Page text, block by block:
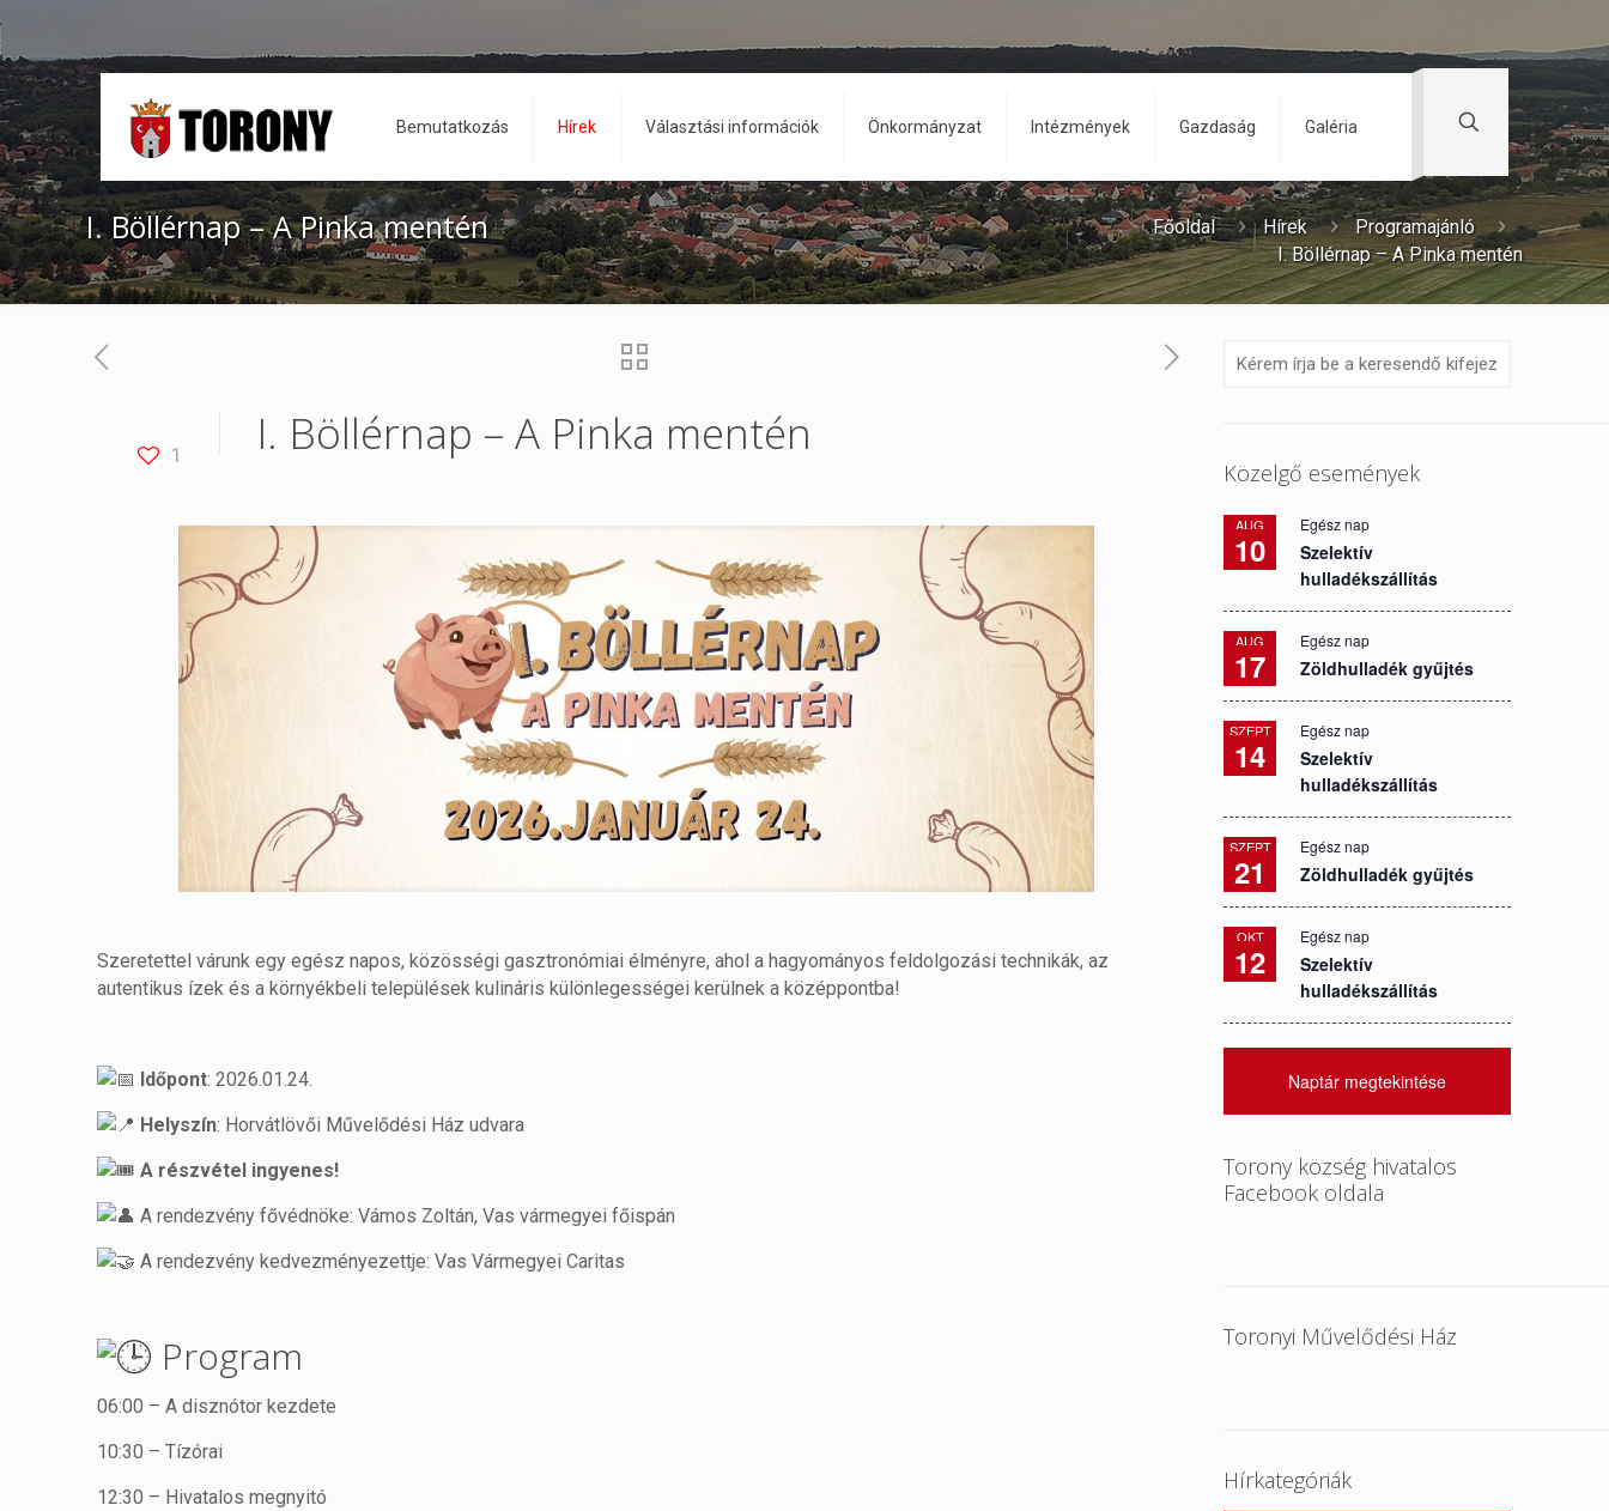
Bemutatkozás Hírek Választási információk Önkormányzat Intézmények Gazdaság Galéria
I. Böllérnap – A Pinka mentén Főoldal Hírek
Programajánló
I. Böllérnap – A Pinka mentén
1 I. Böllérnap – A Pinka mentén
Szeretettel várunk egy egész napos, közösségi gasztronómiai élményre, ahol a hagyományos feldolgozási technikák, az
autentikus ízek és a környékbeli települések kulináris különlegességei kerülnek a középpontba!
Időpont: 2026.01.24.
Helyszín: Horvátlövői Művelődési Ház udvara
A részvétel ingyenes!
A rendezvény fővédnöke: Vámos Zoltán, Vas vármegyei főispán
A rendezvény kedvezményezettje: Vas Vármegyei Caritas
Program
06:00 – A disznótor kezdete
10:30 – Tízórai
12:30 – Hivatalos megnyitó
Közelgő események
AUG
10
Egész nap
Szelektív
hulladékszállítás
AUG
17
Egész nap
Zöldhulladék gyűjtés
SZEPT
14
Egész nap
Szelektív
hulladékszállítás
SZEPT
21
Egész nap
Zöldhulladék gyűjtés
OKT
12
Egész nap
Szelektív
hulladékszállítás
Naptár megtekintése
Torony község hivatalos
Facebook oldala
Toronyi Művelődési Ház
Hírkategóriák